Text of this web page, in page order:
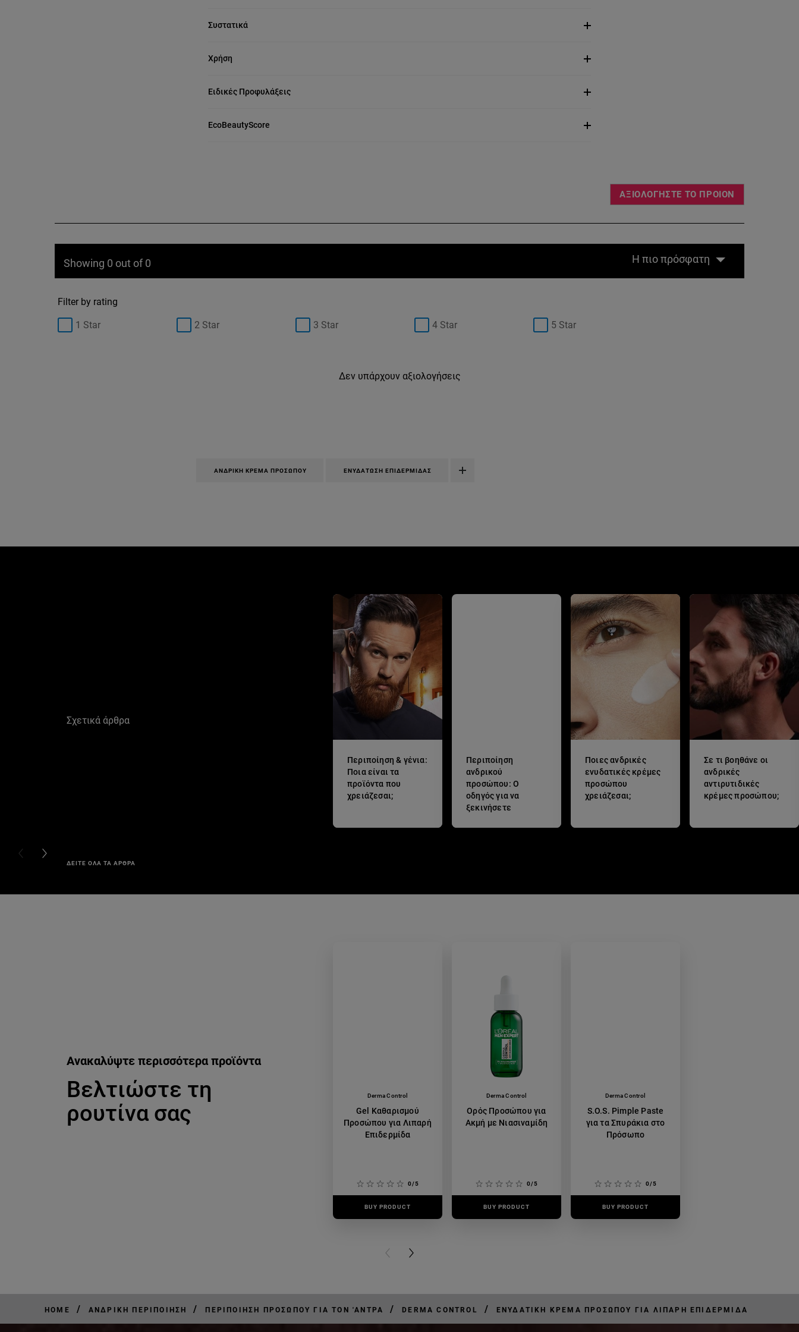
Συστατικά
Χρήση
Ειδικές Προφυλάξεις
EcoBeautyScore
ΑΞΙΟΛΟΓΗΣΤΕ ΤΟ ΠΡΟΙΟΝ
Showing 0 out of 0 Η πιο πρόσφατη
Filter by rating
1 Star 2 Star 3 Star 4 Star 5 Star
Δεν υπάρχουν αξιολογήσεις
ΑΝΔΡΙΚΉ ΚΡΈΜΑ ΠΡΟΣΏΠΟΥ ΕΝΥΔΆΤΩΣΗ ΕΠΙΔΕΡΜΊΔΑΣ
Σχετικά άρθρα
Περιποίηση & γένια:
Ποια είναι τα
προϊόντα που
χρειάζεσαι;
Περιποίηση
ανδρικού
προσώπου: Ο
οδηγός για να
ξεκινήσετε
Ποιες ανδρικές
ενυδατικές κρέμες
προσώπου
χρειάζεσαι;
Σε τι βοηθάνε οι
ανδρικές
αντιρυτιδικές
κρέμες προσώπου;
PREVIOUS CARD
NEXT CARD
ΔΕΙΤΕ ΟΛΑ ΤΑ ΑΡΘΡΑ
Βελτιώστε τη
ρουτίνα σας
Ανακαλύψτε περισσότερα προϊόντα
Derma Control
Gel Καθαρισμού
Προσώπου για Λιπαρή
Επιδερμίδα
0/5
BUY PRODUCT
Derma Control
Ορός Προσώπου για
Ακμή με Νιασιναμίδη
0/5
BUY PRODUCT
Derma Control
S.O.S. Pimple Paste
για τα Σπυράκια στο
Πρόσωπο
0/5
BUY PRODUCT
PREVIOUS CARD
NEXT CARD
HOME / ΑΝΔΡΙΚΉ ΠΕΡΙΠΟΊΗΣΗ / ΠΕΡΙΠΟΊΗΣΗ ΠΡΟΣΏΠΟΥ ΓΙΑ ΤΟΝ 'ΑΝΤΡΑ / DERMA CONTROL / ΕΝΥΔΑΤΙΚΉ ΚΡΈΜΑ ΠΡΟΣΏΠΟΥ ΓΙΑ ΛΙΠΑΡΉ ΕΠΙΔΕΡΜΊΔΑ